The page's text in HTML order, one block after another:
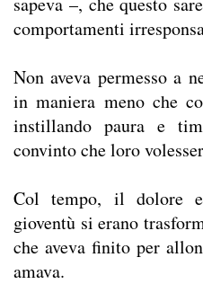
comportamenti
Non aveva permesso a
in maniera meno che
instillando paura e
convinto che loro
Col tempo, il dolore
gioventù si erano
che aveva finito per
amava.